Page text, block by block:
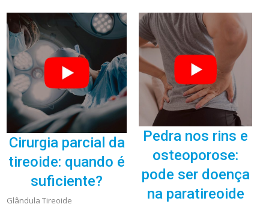
Cirurgia parcial da
tireoide: quando é
suficiente?
Glândula Tireoide
Pedra nos rins e
osteoporose:
pode ser doença
na paratireoide